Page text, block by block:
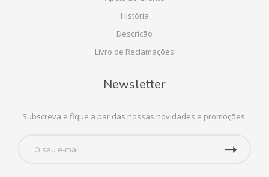
História
Descrição
Livro de Reclamações
Newsletter
Subscreva e fique a par das nossas novidades e promoções.